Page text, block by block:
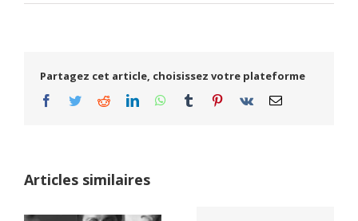
Partagez cet article, choisissez votre plateforme
Facebook
TwitterRedditLinkedInWhatsApp
Tumblr Pinterest
Vk Email
Articles similaires